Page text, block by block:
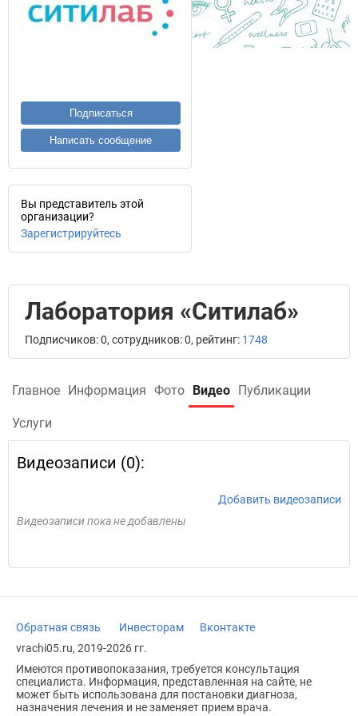
Подписаться
Написать сообщение
Вы представитель этой
организации?
Зарегистрируйтесь
Лаборатория «Ситилаб»
Подписчиков: 0, сотрудников: 0, рейтинг: 1748
Главное Информация Фото Видео Публикации
Услуги
Видеозаписи (0):
Добавить видеозаписи
Видеозаписи пока не добавлены
Обратная связь Инвесторам
Вконтакте
vrachi05.ru, 2019-2026 гг.
Имеются противопоказания, требуется консультация
специалиста. Информация, представленная на сайте, не
может быть использована для постановки диагноза,
назначения лечения и не заменяет прием врача.